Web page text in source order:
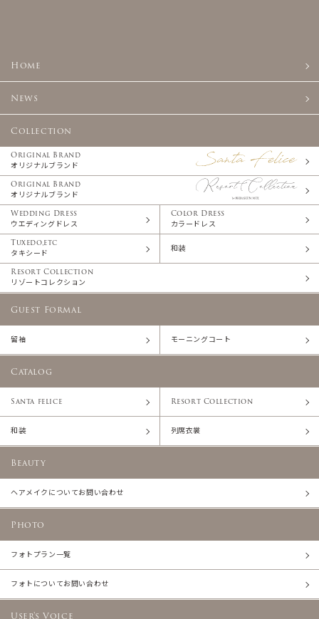
Home
News
Collection
Original Brand
オリジナルブランド
Original Brand
オリジナルブランド
Wedding Dress
ウエディングドレス
Color Dress
カラードレス
Tuxedo,etc
タキシード
和装
Resort Collection
リゾートコレクション
Guest Formal
留袖 モーニングコート
Catalog
Santa felice Resort Collection
和装 列席衣裳
Beauty
ヘアメイクについてお問い合わせ
Photo
フォトプラン一覧
フォトについてお問い合わせ
User's Voice